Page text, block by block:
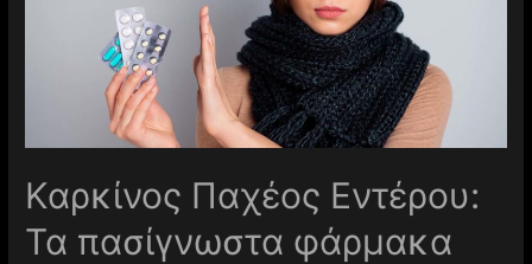
Καρκίνος Παχέος Εντέρου:
Τα πασίγνωστα φάρμακα